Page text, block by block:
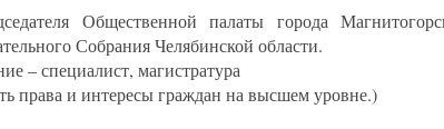
Общественной палаты города
Собрания Челябинской области.
– специалист, магистратура
права и интересы граждан на высшем уровне.)